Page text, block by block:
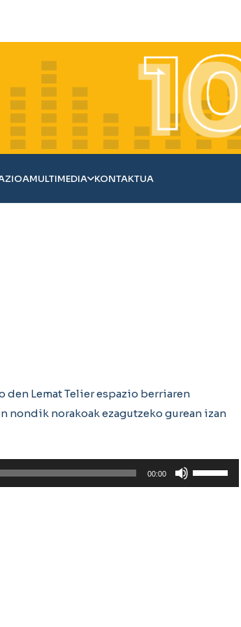
MULTIMEDIA KONTAKTUA
Lemat Telier espazio berriaren
nondik norakoak ezagutzeko gurean izan
00:00
Erabili
gora/behera